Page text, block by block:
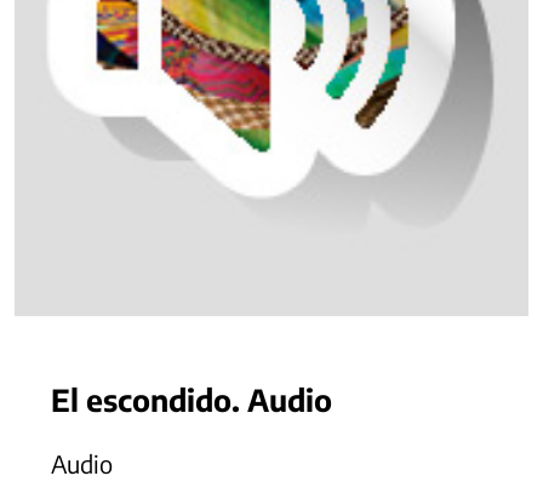
El escondido. Audio
Audio